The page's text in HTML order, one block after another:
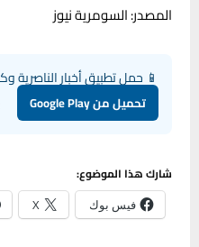
المصدر: السومرية نيوز
📱 حمل تطبيق أخبار الناصرية
تحميل من Google Play
شارك هذا الموضوع:
فيس بوك X